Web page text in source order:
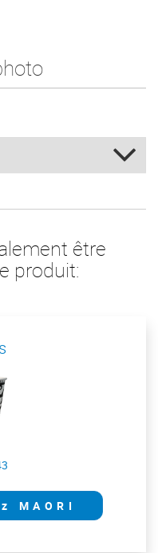
être
produit:
MAORI